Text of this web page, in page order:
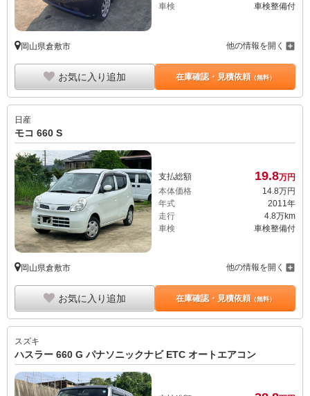
車検
車検整備付
岡山県倉敷市 他の情報を開く
お気に入り追加 在庫確認・見積依頼（無料）
日産
モコ 660 S
支払総額 19.8万円
本体価格
14. 8万円
年式
2011年
走行
4.8万km
車検
車検整備付
岡山県倉敷市 他の情報を開く
お気に入り追加 在庫確認・見積依頼（無料）
スズキ
ハスラー 660 G パナソニックナビ ETC オートエアコン